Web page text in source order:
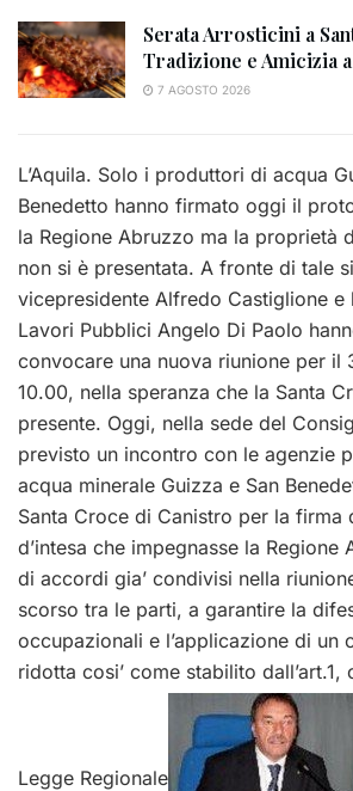
Serata Arrosticini a
Tradizione e Amicizia
7 AGOSTO 2026
L’Aquila. Solo i produttori di acqua
Benedetto hanno firmato oggi il
la Regione Abruzzo ma la proprietà
non si è presentata. A fronte di tale
vicepresidente Alfredo Castiglione e
Lavori Pubblici Angelo Di Paolo
convocare una nuova riunione per il
10.00, nella speranza che la Santa
presente. Oggi, nella sede del
previsto un incontro con le agenzie
acqua minerale Guizza e San
Santa Croce di Canistro per la firma
d’intesa che impegnasse la Regione
di accordi gia’ condivisi nella
scorso tra le parti, a garantire la
occupazionali e l’applicazione di un
ridotta cosi’ come stabilito dall’art.1,
Legge Regionale